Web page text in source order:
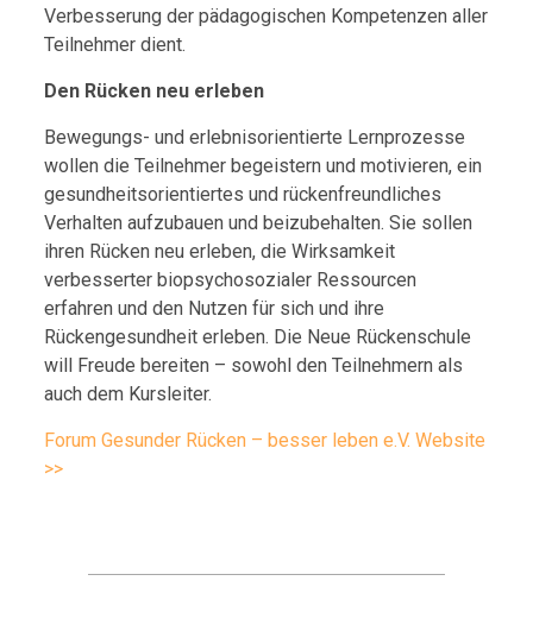
Verbesserung der pädagogischen Kompetenzen aller
Teilnehmer dient.
Den Rücken neu erleben
Bewegungs- und erlebnisorientierte Lernprozesse
wollen die Teilnehmer begeistern und motivieren, ein
gesundheitsorientiertes und rückenfreundliches
Verhalten aufzubauen und beizubehalten. Sie sollen
ihren Rücken neu erleben, die Wirksamkeit
verbesserter biopsychosozialer Ressourcen
erfahren und den Nutzen für sich und ihre
Rückengesundheit erleben. Die Neue Rückenschule
will Freude bereiten – sowohl den Teilnehmern als
auch dem Kursleiter.
Forum Gesunder Rücken – besser leben e.V. Website
>>